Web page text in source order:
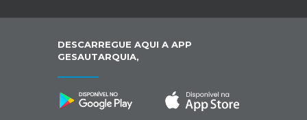
DESCARREGUE AQUI A APP
GESAUTARQUIA,